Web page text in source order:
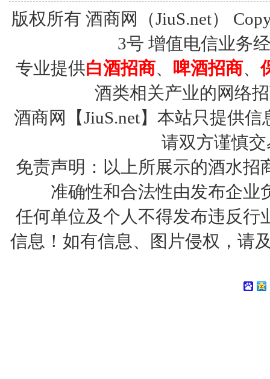
版权所有 酒商网（JiuS.net）
3号 增值电信业务
专业提供白酒招商、 啤酒招商、
酒类相关产业的网络
酒商网【JiuS.net】本站只提供
请双方谨慎
免责声明：以上所展示的酒水
准确性和合法性由发布企业
任何单位及个人不得发布违反行
信息！如有信息、图片侵权，请